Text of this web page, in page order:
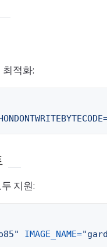
적화:
지원:
IMAGE_NAME=